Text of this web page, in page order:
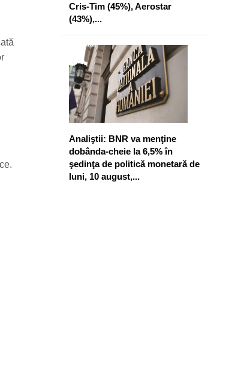
Cris-Tim (45%), Aerostar
(43%),...
Analiştii: BNR va menţine
dobânda-cheie la 6,5% în
şedinţa de politică monetară de
luni, 10 august,...